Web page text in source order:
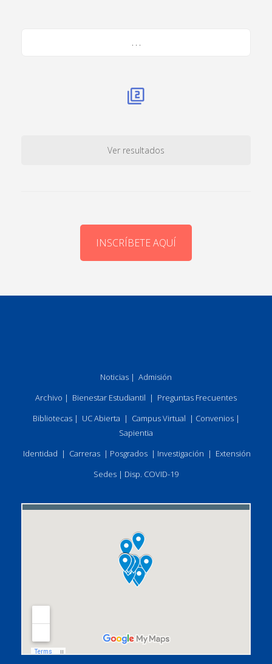
Ver resultados
INSCRÍBETE AQUÍ
Noticias | Admisión
Archivo | Bienestar Estudiantil | Preguntas Frecuentes
Bibliotecas| UC Abierta | Campus Virtual | Convenios|
Sapientia
Identidad | Carreras | Posgrados | Investigación | Extensión
Sedes | Disp. COVID-19